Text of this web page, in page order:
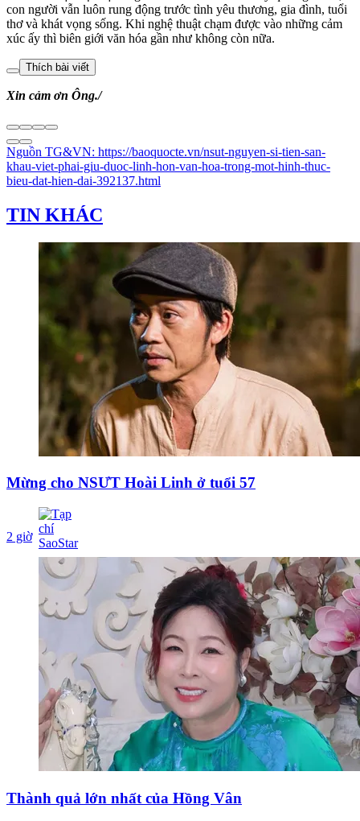
con người vẫn luôn rung động trước tình yêu thương, gia đình, tuổi
thơ và khát vọng sống. Khi nghệ thuật chạm được vào những cảm
xúc ấy thì biên giới văn hóa gần như không còn nữa.
Thích bài viết
Xin cảm ơn Ông./
Nguồn TG&VN: https://baoquocte.vn/nsut-nguyen-si-tien-san-
khau-viet-phai-giu-duoc-linh-hon-van-hoa-trong-mot-hinh-thuc-
bieu-dat-hien-dai-392137.html
TIN KHÁC
Mừng cho NSƯT Hoài Linh ở tuổi 57
2 giờ
Thành quả lớn nhất của Hồng Vân